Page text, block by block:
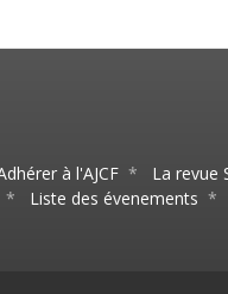
à l'AJCF * La revue
* Liste des évenements *